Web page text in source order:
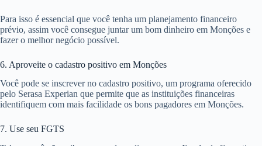
Para isso é essencial que você tenha um planejamento financeiro
prévio, assim você consegue juntar um bom dinheiro em Monções e
fazer o melhor negócio possível.
6. Aproveite o cadastro positivo em Monções
Você pode se inscrever no cadastro positivo, um programa oferecido
pelo Serasa Experian que permite que as instituições financeiras
identifiquem com mais facilidade os bons pagadores em Monções.
7. Use seu FGTS